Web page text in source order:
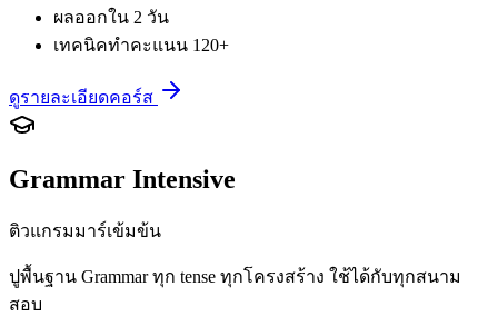
ผลออกใน 2 วัน
เทคนิคทำคะแนน 120+
ดูรายละเอียดคอร์ส
Grammar Intensive
ติวแกรมมาร์เข้มข้น
ปูพื้นฐาน Grammar ทุก tense ทุกโครงสร้าง ใช้ได้กับทุกสนาม
สอบ